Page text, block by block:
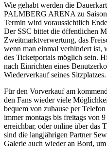
Wie gehabt werden die
PALMBERG ARENA zu
Termin wird voraussichtlich
Der SSC bittet die öffentlichen
Zweitmarktverwertung, das
wenn man einmal verhindert ist,
des Ticketportals möglich sein.
nach Einrichten eines
Wiederverkauf seines Sitzplatzes.
Für den Vorverkauf am
den Fans wieder viele
bequem von zuhause per
immer montags bis freitags von
erreichbar, oder online über das
sind die langjährigen Partner
Galerie auch wieder an Bord,